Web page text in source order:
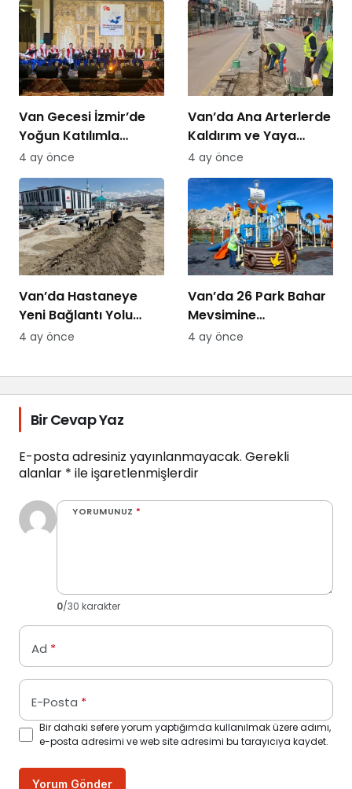
Van Gecesi İzmir’de
Yoğun Katılımla
Düzenlendi
4 ay önce
Van’da Ana Arterlerde
Kaldırım ve Yaya
Yolları Yenileniyor
4 ay önce
Van’da Hastaneye
Yeni Bağlantı Yolu
Yapılıyor
4 ay önce
Van’da 26 Park Bahar
Mevsimine
Hazırlanıyor
4 ay önce
Bir Cevap Yaz
E-posta adresiniz yayınlanmayacak. Gerekli
alanlar * ile işaretlenmişlerdir
YORUMUNUZ *
0/30 karakter
Ad *
E-Posta *
Bir dahaki sefere yorum yaptığımda kullanılmak üzere adımı,
e-posta adresimi ve web site adresimi bu tarayıcıya kaydet.
Yorum Gönder